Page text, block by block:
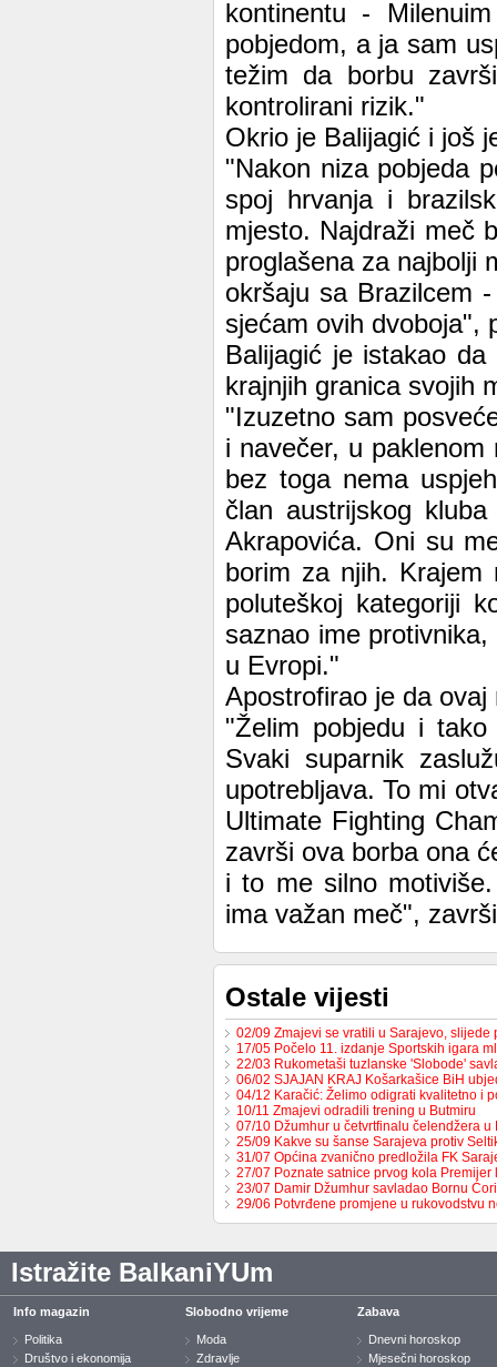
kontinentu -
pobjedom, a ja sam
težim da borbu
kontrolirani rizik."
Okrio je Balijagić i još
"Nakon niza pobjeda
spoj hrvanja i
mjesto. Najdraži meč
proglašena za najbolji
okršaju sa Brazilcem
sjećam ovih dvoboja",
Balijagić je istakao
krajnjih granica svojih
"Izuzetno sam
i navečer, u
bez toga nema
član austrijskog
Akrapovića. Oni su
borim za njih. Krajem
poluteškoj kategoriji
saznao ime
u Evropi."
Apostrofirao je da
"Želim pobjedu i
Svaki suparnik
upotrebljava. To mi
Ultimate Fighting
završi ova borba ona
i to me silno
ima važan meč",
Ostale vijesti
02/09 Zmajevi se vratili u Sarajevo,
17/05 Počelo 11. izdanje Sportskih igara
22/03 Rukometaši tuzlanske 'Slobode'
06/02 SJAJAN KRAJ Košarkašice BiH
04/12 Karačić: Želimo odigrati kvalitetno i
10/11 Zmajevi odradili trening u Butmiru
07/10 Džumhur u četvrtfinalu čelendžera u
25/09 Kakve su šanse Sarajeva protiv
31/07 Općina zvanično predložila FK
27/07 Poznate satnice prvog kola
23/07 Damir Džumhur savladao Bornu
29/06 Potvrđene promjene u rukovodstvu
Istražite BalkaniYUm
Info magazin
Politika
Društvo i ekonomija
Slobodno vrijeme
Moda
Zdravlje
Zabava
Dnevni horoskop
Mjesečni horoskop